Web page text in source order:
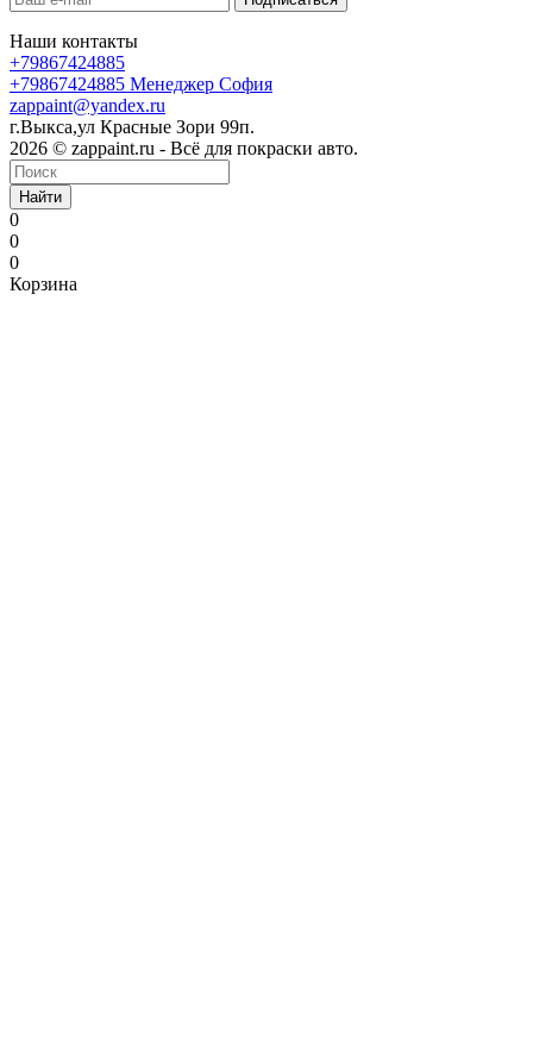
Наши контакты
+79867424885
+79867424885 Менеджер София
zappaint@yandex.ru
г.Выкса,ул Красные Зори 99п.
2026 © zappaint.ru - Всё для покраски авто.
Найти
0
0
0
Корзина